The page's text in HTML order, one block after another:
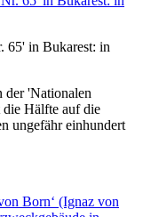
65' in Bukarest: in
der 'Nationalen
die Hälfte auf die
ungefähr einhundert